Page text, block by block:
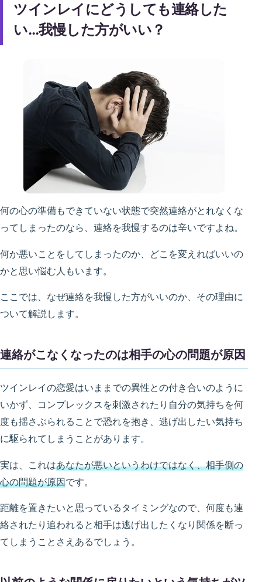
ツインレイにどうしても連絡した
い…我慢した方がいい？
何の心の準備もできていない状態で突然連絡がとれなくな
ってしまったのなら、連絡を我慢するのは辛いですよね。
何か悪いことをしてしまったのか、どこを変えればいいの
かと思い悩む人もいます。
ここでは、なぜ連絡を我慢した方がいいのか、その理由に
ついて解説します。
連絡がこなくなったのは相手の心の問題が原因
ツインレイの恋愛はいままでの異性との付き合いのように
いかず、コンプレックスを刺激されたり自分の気持ちを何
度も揺さぶられることで恐れを抱き、逃げ出したい気持ち
に駆られてしまうことがあります。
実は、これはあなたが悪いというわけではなく、相手側の
心の問題が原因です。
距離を置きたいと思っているタイミングなので、何度も連
絡されたり追われると相手は逃げ出したくなり関係を断っ
てしまうことさえあるでしょう。